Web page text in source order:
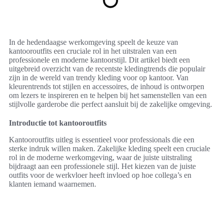
In de hedendaagse werkomgeving speelt de keuze van
kantooroutfits een cruciale rol in het uitstralen van een
professionele en moderne kantoorstijl. Dit artikel biedt een
uitgebreid overzicht van de recentste kledingtrends die populair
zijn in de wereld van trendy kleding voor op kantoor. Van
kleurentrends tot stijlen en accessoires, de inhoud is ontworpen
om lezers te inspireren en te helpen bij het samenstellen van een
stijlvolle garderobe die perfect aansluit bij de zakelijke omgeving.
Introductie tot kantooroutfits
Kantooroutfits uitleg is essentieel voor professionals die een
sterke indruk willen maken. Zakelijke kleding speelt een cruciale
rol in de moderne werkomgeving, waar de juiste uitstraling
bijdraagt aan een professionele stijl. Het kiezen van de juiste
outfits voor de werkvloer heeft invloed op hoe collega’s en
klanten iemand waarnemen.